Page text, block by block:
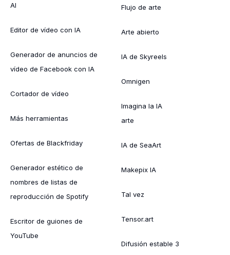
AI
Editor de vídeo con IA
Generador de anuncios de
vídeo de Facebook con IA
Cortador de vídeo
Más herramientas
Ofertas de Blackfriday
Generador estético de
nombres de listas de
reproducción de Spotify
Escritor de guiones de
YouTube
Flujo de arte
Arte abierto
IA de Skyreels
Omnigen
Imagina la IA
arte
IA de SeaArt
Makepix IA
Tal vez
Tensor.art
Difusión estable 3